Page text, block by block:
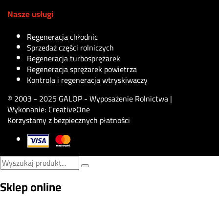
Nasze usługi
Regeneracja chłodnic
Sprzedaż części rolniczych
Regeneracja turbosprężarek
Regeneracja sprężarek powietrza
Kontrola i regeneracja wtryskiwaczy
© 2003 - 2025 GALOP - Wyposażenie Rolnictwa |
Wykonanie: CreativeOne
Korzystamy z bezpiecznych płatności
Sklep online